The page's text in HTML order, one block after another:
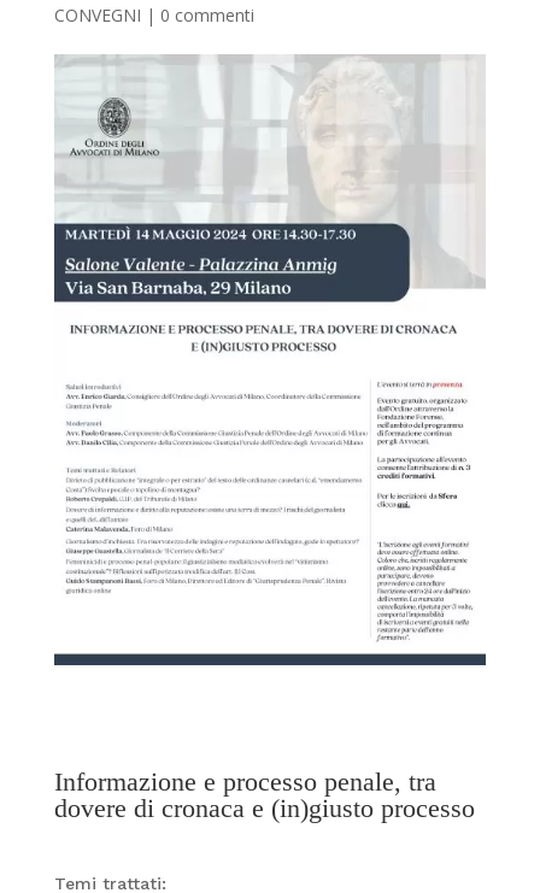
CONVEGNI | 0 commenti
Informazione e processo penale, tra
dovere di cronaca e (in)giusto processo
Temi trattati: